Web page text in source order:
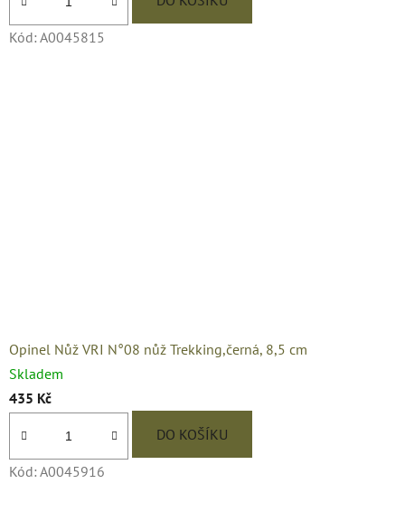
Kód: A0045815
Opinel Nůž VRI N°08 nůž Trekking,černá, 8,5 cm
Skladem
435 Kč
DO KOŠÍKU
Kód: A0045916